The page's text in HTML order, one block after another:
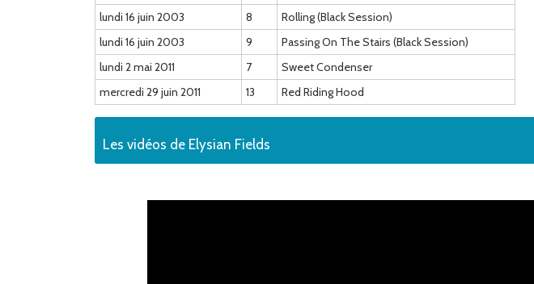
lundi 16 juin 2003
8
Rolling (Black Session)
lundi 16 juin 2003
9
Passing On The Stairs (Black Session)
lundi 2 mai 2011
7
Sweet Condenser
mercredi 29 juin 2011
13 Red Riding Hood
Les vidéos de Elysian Fields